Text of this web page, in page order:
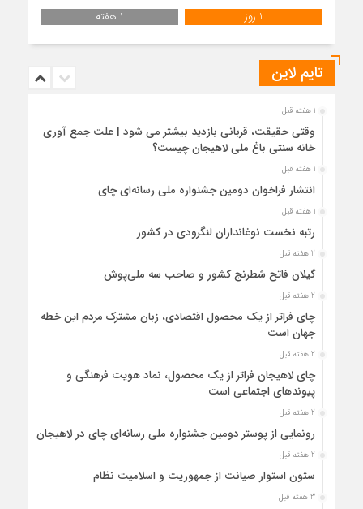
1 روز 1 هفته
تایم لاین
1 هفته قبل
وقتی حقیقت، قربانی بازدید بیشتر می شود | علت جمع آوری
خانه سنتی باغ ملی لاهیجان چیست؟
1 هفته قبل
انتشار فراخوان دومین جشنواره ملی رسانه‌ای چای
1 هفته قبل
رتبه نخست نوغانداران لنگرودی در کشور
2 هفته قبل
گیلان فاتح شطرنج کشور و صاحب سه ملی‌پوش
2 هفته قبل
چای فراتر از یک محصول اقتصادی، زبان مشترک مردم این خطه با
جهان است
2 هفته قبل
چای لاهیجان فراتر از یک محصول، نماد هویت فرهنگی و
پیوندهای اجتماعی است
2 هفته قبل
رونمایی از پوستر دومین جشنواره ملی رسانه‌ای چای در لاهیجان
2 هفته قبل
ستون استوار صیانت از جمهوریت و اسلامیت نظام
3 هفته قبل